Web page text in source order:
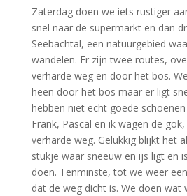
Zaterdag doen we iets rustiger
snel naar de supermarkt en dan
Seebachtal, een natuurgebied
wandelen. Er zijn twee routes,
verharde weg en door het bos.
heen door het bos maar er ligt
hebben niet echt goede
Frank, Pascal en ik wagen de
verharde weg. Gelukkig blijkt het
stukje waar sneeuw en ijs ligt en
doen. Tenminste, tot we weer
dat de weg dicht is. We doen wat